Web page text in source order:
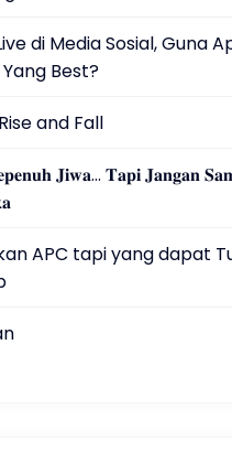
di Media Sosial, Guna
Best?
and Fall
𝐉𝐢𝐰𝐚… 𝐓𝐚𝐩𝐢 𝐉𝐚𝐧𝐠𝐚𝐧
APC tapi yang dapat